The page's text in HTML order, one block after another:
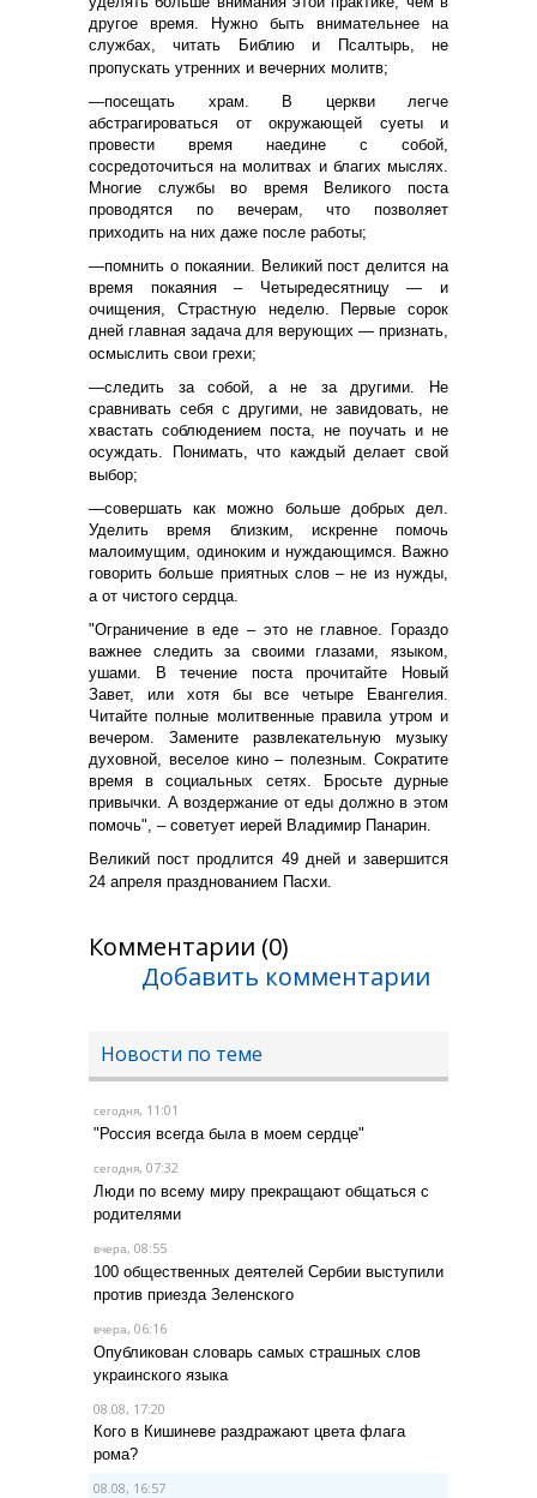
другое время. Нужно быть внимательнее на
службах, читать Библию и Псалтырь, не
пропускать утренних и вечерних молитв;
—посещать храм. В церкви легче
абстрагироваться от окружающей суеты и
провести время наедине с собой,
сосредоточиться на молитвах и благих мыслях.
Многие службы во время Великого поста
проводятся по вечерам, что позволяет
приходить на них даже после работы;
—помнить о покаянии. Великий пост делится на
время покаяния – Четыредесятницу — и
очищения, Страстную неделю. Первые сорок
дней главная задача для верующих — признать,
осмыслить свои грехи;
—следить за собой, а не за другими. Не
сравнивать себя с другими, не завидовать, не
хвастать соблюдением поста, не поучать и не
осуждать. Понимать, что каждый делает свой
выбор;
—совершать как можно больше добрых дел.
Уделить время близким, искренне помочь
малоимущим, одиноким и нуждающимся. Важно
говорить больше приятных слов – не из нужды,
а от чистого сердца.
"Ограничение в еде – это не главное. Гораздо
важнее следить за своими глазами, языком,
ушами. В течение поста прочитайте Новый
Завет, или хотя бы все четыре Евангелия.
Читайте полные молитвенные правила утром и
вечером. Замените развлекательную музыку
духовной, веселое кино – полезным. Сократите
время в социальных сетях. Бросьте дурные
привычки. А воздержание от еды должно в этом
помочь", – советует иерей Владимир Панарин.
Великий пост продлится 49 дней и завершится
24 апреля празднованием Пасхи.
Комментарии (0)
Добавить комментарии
Новости по теме
сегодня, 11:01
"Россия всегда была в моем сердце"
сегодня, 07:32
Люди по всему миру прекращают общаться с
родителями
вчера, 08:55
100 общественных деятелей Сербии выступили
против приезда Зеленского
вчера, 06:16
Опубликован словарь самых страшных слов
украинского языка
08.08, 17:20
Кого в Кишиневе раздражают цвета флага
рома?
08.08, 16:57